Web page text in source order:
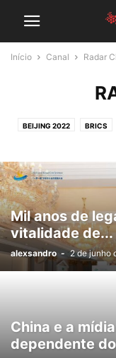
Início Canal Radar
BEIJING 2022 BRICS
Mil anos de
vitalidade de...
alexsandro - 2 de junho
China e a
dependente